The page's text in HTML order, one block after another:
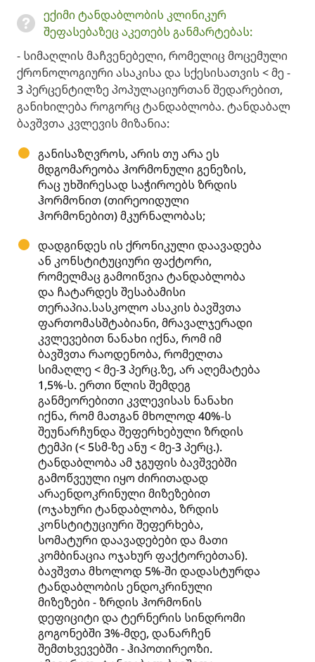
ექიმი ტანდაბლობის კლინიკურ
შეფასებაზეც აკეთებს განმარტებას:
- სიმაღლის მაჩვენებელი, რომელიც მოცემული
ქრონოლოგიური ასაკისა და სქესისათვის < მე -
3 პერცენტილზე პოპულაციურთან შედარებით,
განიხილება როგორც ტანდაბლობა. ტანდაბალ
ბავშვთა კვლევის მიზანია:
განისაზღვროს, არის თუ არა ეს
მდგომარეობა ჰორმონული გენეზის,
რაც უხშირესად საჭიროებს ზრდის
ჰორმონით (თირეოიდული
ჰორმონებით) მკურნალობას;
დადგინდეს ის ქრონიკული დაავადება
ან კონსტიტუციური ფაქტორი,
რომელმაც გამოიწვია ტანდაბლობა
და ჩატარდეს შესაბამისი
თერაპია.სასკოლო ასაკის ბავშვთა
ფართომასშტაბიანი, მრავალჯერადი
კვლევებით ნანახი იქნა, რომ იმ
ბავშვთა რაოდენობა, რომელთა
სიმაღლე < მე-3 პერც.ზე, არ აღემატება
1,5%-ს. ერთი წლის შემდეგ
განმეორებითი კვლევისას ნანახი
იქნა, რომ მათგან მხოლოდ 40%-ს
შეუნარჩუნდა შეფერხებული ზრდის
ტემპი (< 5სმ-ზე ანუ < მე-3 პერც.).
ტანდაბლობა ამ ჯგუფის ბავშვებში
გამოწვეული იყო ძირითადად
არაენდოკრინული მიზეზებით
(ოჯახური ტანდაბლობა, ზრდის
კონსტიტუციური შეფერხება,
სომატური დაავადებები და მათი
კომბინაცია ოჯახურ ფაქტორებთან).
ბავშვთა მხოლოდ 5%-ში დადასტურდა
ტანდაბლობის ენდოკრინული
მიზეზები - ზრდის ჰორმონის
დეფიციტი და ტერნერის სინდრომი
გოგონებში 3%-მდე, დანარჩენ
შემთხვევებში - ჰიპოთირეოზი.